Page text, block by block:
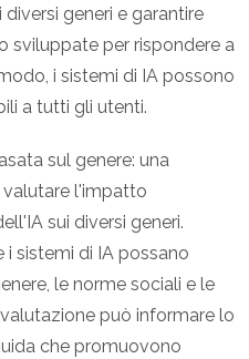
generi e garantire
sviluppate per rispondere a
i sistemi di IA possono
a tutti gli utenti.
sul genere: una
l'impatto
sui diversi generi.
i sistemi di IA possano
le norme sociali e le
può informare lo
che promuovono